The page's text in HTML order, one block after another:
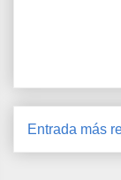
Entrada más